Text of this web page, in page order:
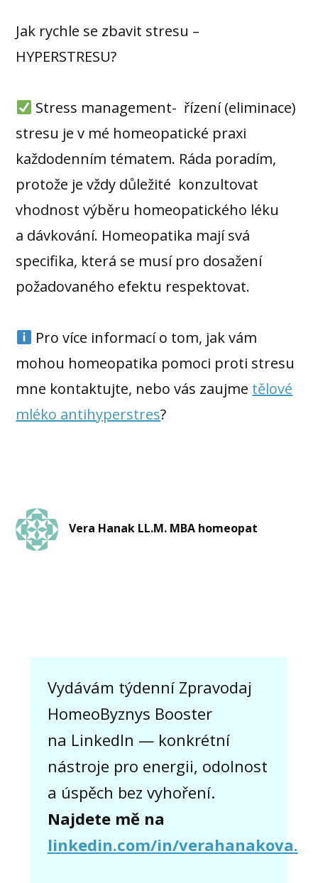
Jak rychle se zbavit stresu –
HYPERSTRESU?
Stress management- řízení (eliminace)
stresu je v mé homeopatické praxi
každodenním tématem. Ráda poradím,
protože je vždy důležité konzultovat
vhodnost výběru homeopatického léku
a dávkování. Homeopatika mají svá
specifika, která se musí pro dosažení
požadovaného efektu respektovat.
Pro více informací o tom, jak vám
mohou homeopatika pomoci proti stresu
mne kontaktujte, nebo vás zaujme tělové
mléko antihyperstres?
Vera Hanak LL.M. MBA homeopat
Vydávám týdenní Zpravodaj
HomeoByznys Booster
na LinkedIn — konkrétní
nástroje pro energii, odolnost
a úspěch bez vyhoření.
Najdete mě na
linkedin.com/in/verahanakova.